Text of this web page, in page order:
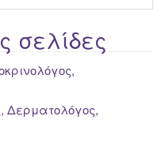
σελίδες
Δερματολόγος,